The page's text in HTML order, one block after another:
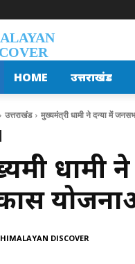
HOME उत्तराखंड
उत्तराखंड मुख्यमंत्री धामी ने दन्या में
धामी
HIMALAYAN DISCOVER